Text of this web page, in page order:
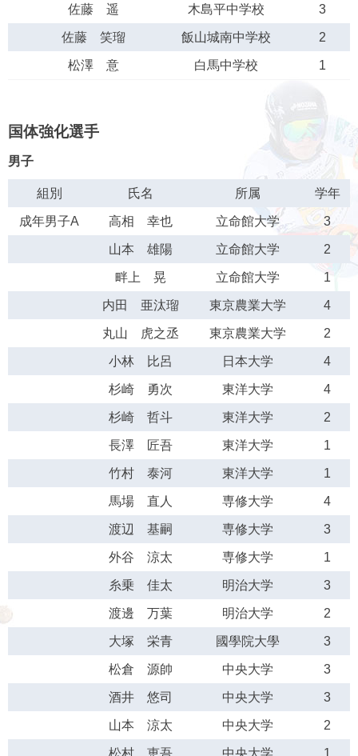
佐藤 遥 木島平中学校 3
佐藤 笑瑠 飯山城南中学校 2
松澤 意 白馬中学校 1
国体強化選手
男子
組別 氏名 所属 学年
成年男子A 高相 幸也 立命館大学 3
山本 雄陽 立命館大学 2
畔上 晃 立命館大学 1
内田 亜汰瑠 東京農業大学 4
丸山 虎之丞 東京農業大学 2
小林 比呂 日本大学 4
杉崎 勇次 東洋大学 4
杉崎 哲斗 東洋大学 2
長澤 匠吾 東洋大学 1
竹村 泰河 東洋大学 1
馬場 直人 専修大学 4
渡辺 基嗣 専修大学 3
外谷 涼太 専修大学 1
糸乗 佳太 明治大学 3
渡邊 万葉 明治大学 2
大塚 栄青 國學院大學 3
松倉 源帥 中央大学 3
酒井 悠司 中央大学 3
山本 涼太 中央大学 2
松村 恵吾 中央大学 1